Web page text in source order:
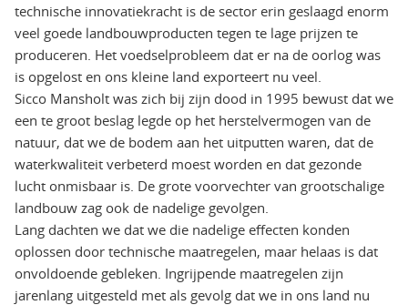
technische innovatiekracht is de sector erin geslaagd enorm
veel goede landbouwproducten tegen te lage prijzen te
produceren. Het voedselprobleem dat er na de oorlog was
is opgelost en ons kleine land exporteert nu veel.
Sicco Mansholt was zich bij zijn dood in 1995 bewust dat we
een te groot beslag legde op het herstelvermogen van de
natuur, dat we de bodem aan het uitputten waren, dat de
waterkwaliteit verbeterd moest worden en dat gezonde
lucht onmisbaar is. De grote voorvechter van grootschalige
landbouw zag ook de nadelige gevolgen.
Lang dachten we dat we die nadelige effecten konden
oplossen door technische maatregelen, maar helaas is dat
onvoldoende gebleken. Ingrijpende maatregelen zijn
jarenlang uitgesteld met als gevolg dat we in ons land nu